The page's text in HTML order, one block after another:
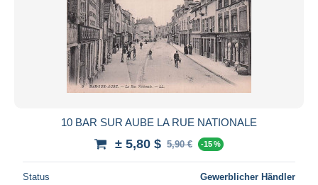
10 BAR SUR AUBE LA RUE NATIONALE
± 5,80 $ 5,90 € -15 %
Status Gewerblicher Händler